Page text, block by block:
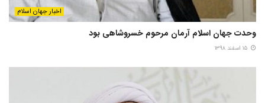
اخبار جهان اسلام
وحدت جهان اسلام آرمان مرحوم خسروشاهی بود